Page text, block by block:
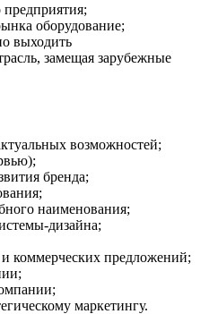
оборудование;
выходить
замещая зарубежные
возможностей;
бренда;
наименования;
дизайна;
и коммерческих предложений;
маркетингу.